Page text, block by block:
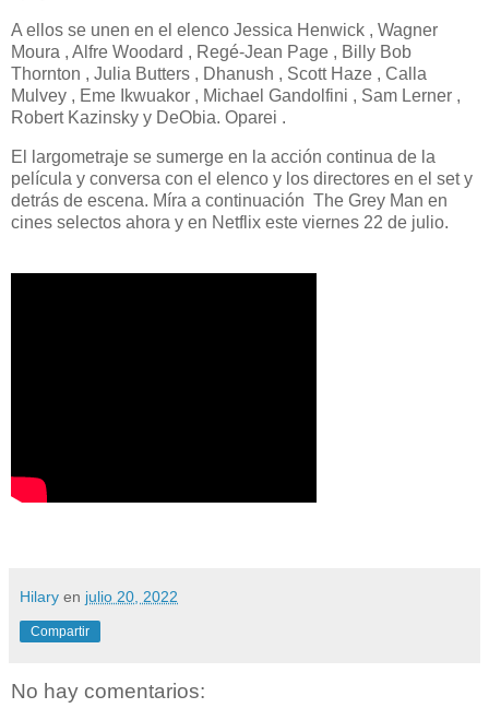
A ellos se unen en el elenco Jessica Henwick , Wagner
Moura , Alfre Woodard , Regé-Jean Page , Billy Bob
Thornton , Julia Butters , Dhanush , Scott Haze , Calla
Mulvey , Eme Ikwuakor , Michael Gandolfini , Sam Lerner ,
Robert Kazinsky y DeObia. Oparei .
El largometraje se sumerge en la acción continua de la
película y conversa con el elenco y los directores en el set y
detrás de escena. Míra a continuación The Grey Man en
cines selectos ahora y en Netflix este viernes 22 de julio.
Hilary en julio 20, 2022
Compartir
No hay comentarios: